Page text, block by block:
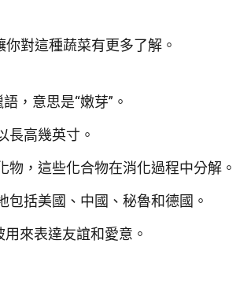
對這種蔬菜有更多了解。
，意思是“嫩芽”。
長高幾英寸。
，這些化合物在消化過程中分解。
括美國、中國、秘魯和德國。
來表達友誼和愛意。